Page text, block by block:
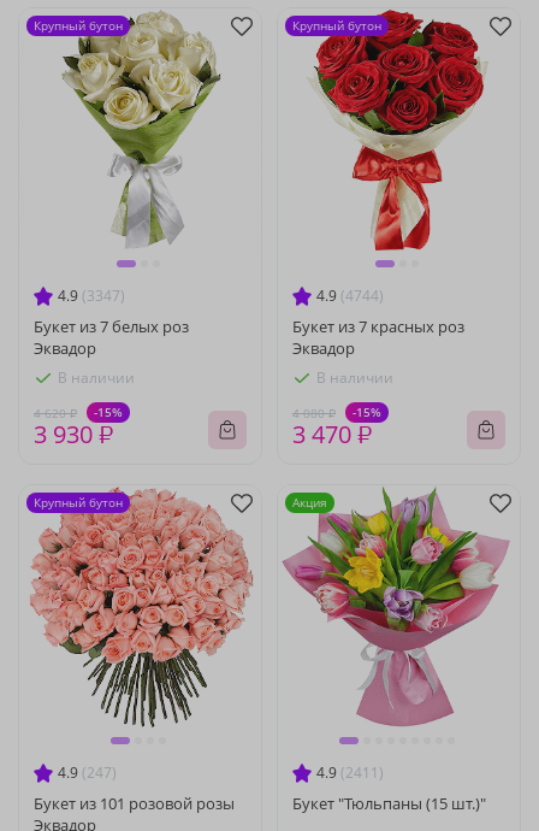
4.9 (3347)
Букет из 7 белых роз
Эквадор
В наличии
4 620 ₽ -15%
3 930 ₽
Крупный бутон
4.9 (4744)
Букет из 7 красных роз
Эквадор
В наличии
4 080 ₽ -15%
3 470 ₽
Крупный бутон
4.9 (247)
Букет из 101 розовой розы
Эквадор
Крупный бутон
4.9 (2411)
Букет "Тюльпаны (15 шт.)"
Акция